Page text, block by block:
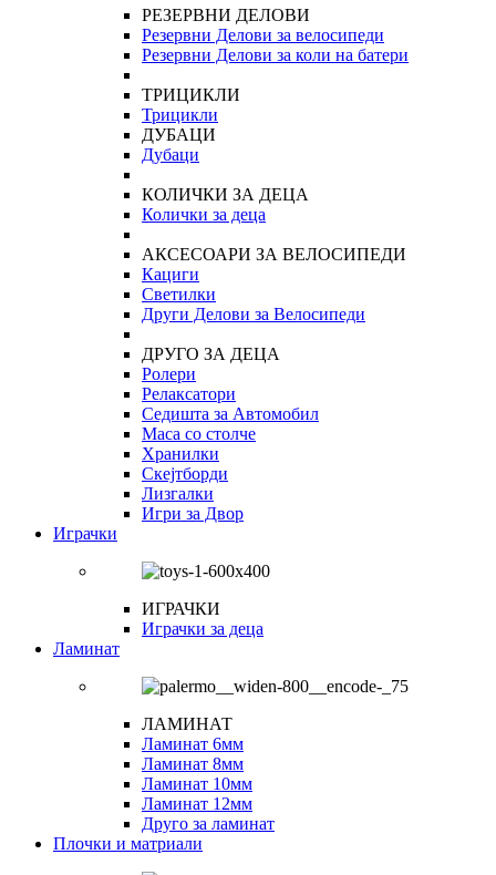
РЕЗЕРВНИ ДЕЛОВИ
Резервни Делови за велосипеди
Резервни Делови за коли на батери
ТРИЦИКЛИ
Трицикли
ДУБАЦИ
Дубаци
КОЛИЧКИ ЗА ДЕЦА
Колички за деца
АКСЕСОАРИ ЗА ВЕЛОСИПЕДИ
Кациги
Светилки
Други Делови за Велосипеди
ДРУГО ЗА ДЕЦА
Ролери
Релаксатори
Седишта за Автомобил
Маса со столче
Хранилки
Скејтборди
Лизгалки
Игри за Двор
Играчки
ИГРАЧКИ
Играчки за деца
Ламинат
ЛАМИНАТ
Ламинат 6мм
Ламинат 8мм
Ламинат 10мм
Ламинат 12мм
Друго за ламинат
Плочки и матриали